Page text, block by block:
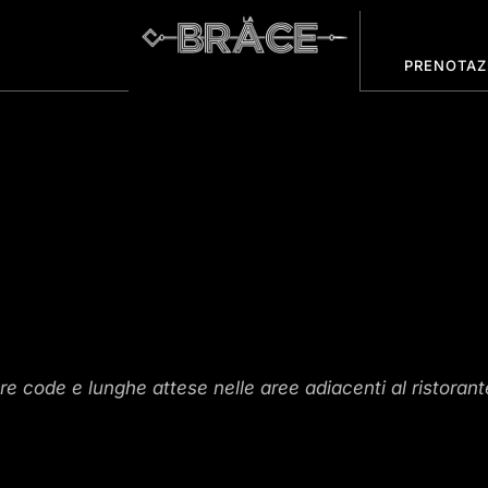
code e lunghe attese nelle aree adiacenti al